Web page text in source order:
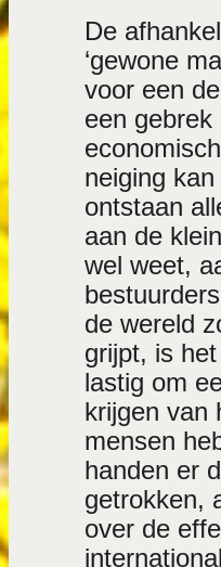
De
‘gewone
voor een
een gebrek
neiging
ontstaan
aan de
wel weet,
de wereld
grijpt, is
lastig om
krijgen van
mensen
handen er
getrokken,
over de